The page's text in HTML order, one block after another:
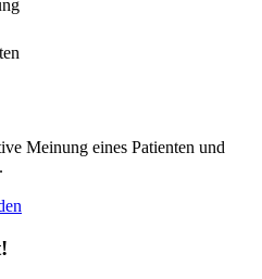
Meinung eines Patienten und